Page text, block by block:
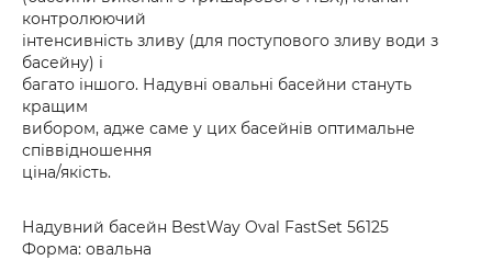
контролюючий
інтенсивність зливу (для поступового зливу води з
басейну) і
багато іншого. Надувні овальні басейни стануть
кращим
вибором, адже саме у цих басейнів оптимальне
співвідношення
ціна/якість.
Надувний басейн BestWay Oval FastSet 56125
Форма: овальна